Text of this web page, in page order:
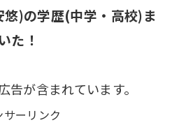
悠)の学歴(中学・高校)ま
た！
が含まれています。
サーリンク